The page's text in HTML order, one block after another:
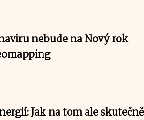
nebude na Nový rok
Jak na tom ale skutečně